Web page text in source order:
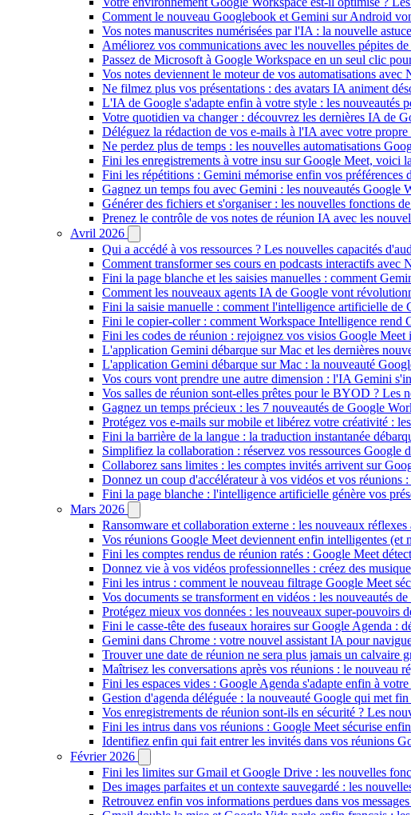
Comment le nouveau Googlebook et Gemini sur Android
Vos notes manuscrites numérisées par l'IA : la nouvelle
Améliorez vos communications avec les nouvelles pépites
Passez de Microsoft à Google Workspace en un seul clic
Vos notes deviennent le moteur de vos automatisations
Ne filmez plus vos présentations : des avatars IA animent
L'IA de Google s'adapte enfin à votre style : les nouveautés
Votre quotidien va changer : découvrez les dernières IA de
Déléguez la rédaction de vos e-mails à l'IA avec votre propre
Ne perdez plus de temps : les nouvelles automatisations
Fini les enregistrements à votre insu sur Google Meet, voici
Fini les répétitions : Gemini mémorise enfin vos préférences
Gagnez un temps fou avec Gemini : les nouveautés Google
Générer des fichiers et s'organiser : les nouvelles fonctions
Prenez le contrôle de vos notes de réunion IA avec les
Avril 2026
Qui a accédé à vos ressources ? Les nouvelles capacités
Comment transformer ses cours en podcasts interactifs
Fini la page blanche et les saisies manuelles : comment
Comment les nouveaux agents IA de Google vont
Fini la saisie manuelle : comment l'intelligence artificielle de
Fini le copier-coller : comment Workspace Intelligence rend
Fini les codes de réunion : rejoignez vos visios Google Meet
L'application Gemini débarque sur Mac et les dernières
L'application Gemini débarque sur Mac : la nouveauté
Vos cours vont prendre une autre dimension : l'IA Gemini
Vos salles de réunion sont-elles prêtes pour le BYOD ? Les
Gagnez un temps précieux : les 7 nouveautés de Google
Protégez vos e-mails sur mobile et libérez votre créativité :
Fini la barrière de la langue : la traduction instantanée
Simplifiez la collaboration : réservez vos ressources Google
Collaborez sans limites : les comptes invités arrivent sur
Donnez un coup d'accélérateur à vos vidéos et vos réunions
Fini la page blanche : l'intelligence artificielle génère vos
Mars 2026
Ransomware et collaboration externe : les nouveaux
Vos réunions Google Meet deviennent enfin intelligentes (et
Fini les comptes rendus de réunion ratés : Google Meet
Donnez vie à vos vidéos professionnelles : créez des
Fini les intrus : comment le nouveau filtrage Google Meet
Vos documents se transforment en vidéos : les nouveautés
Protégez mieux vos données : les nouveaux super-pouvoirs
Fini le casse-tête des fuseaux horaires sur Google Agenda :
Gemini dans Chrome : votre nouvel assistant IA pour
Trouver une date de réunion ne sera plus jamais un calvaire
Maîtrisez les conversations après vos réunions : le nouveau
Fini les espaces vides : Google Agenda s'adapte enfin à votre
Gestion d'agenda déléguée : la nouveauté Google qui met
Vos enregistrements de réunion sont-ils en sécurité ? Les
Fini les intrus dans vos réunions : Google Meet sécurise
Identifiez enfin qui fait entrer les invités dans vos réunions
Février 2026
Fini les limites sur Gmail et Google Drive : les nouvelles
Des images parfaites et un contexte sauvegardé : les
Retrouvez enfin vos informations perdues dans vos